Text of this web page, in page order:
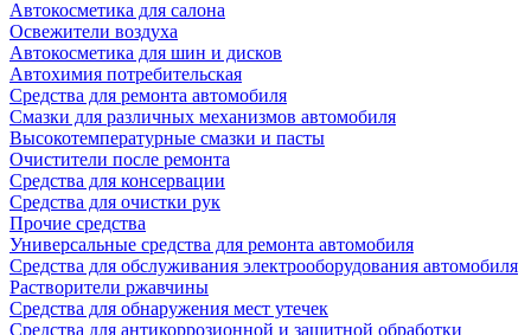
Автокосметика для салона
Освежители воздуха
Автокосметика для шин и дисков
Автохимия потребительская
Средства для ремонта автомобиля
Смазки для различных механизмов автомобиля
Высокотемпературные смазки и пасты
Очистители после ремонта
Средства для консервации
Средства для очистки рук
Прочие средства
Универсальные средства для ремонта автомобиля
Средства для обслуживания электрооборудования автомобиля
Растворители ржавчины
Средства для обнаружения мест утечек
Средства для антикоррозионной и защитной обработки